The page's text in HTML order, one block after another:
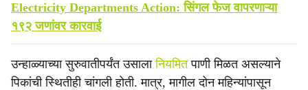
Electricity Departments Action: सिंगल फेज वापरणाऱ्या
१९२ जणांवर कारवाई
उन्हाळ्याच्या सुरुवातीपर्यंत उसालानियमितपाणी मिळत असल्याने
पिकांची स्थितीही चांगली होती. मात्र, मागील दोन महिन्यांपासून